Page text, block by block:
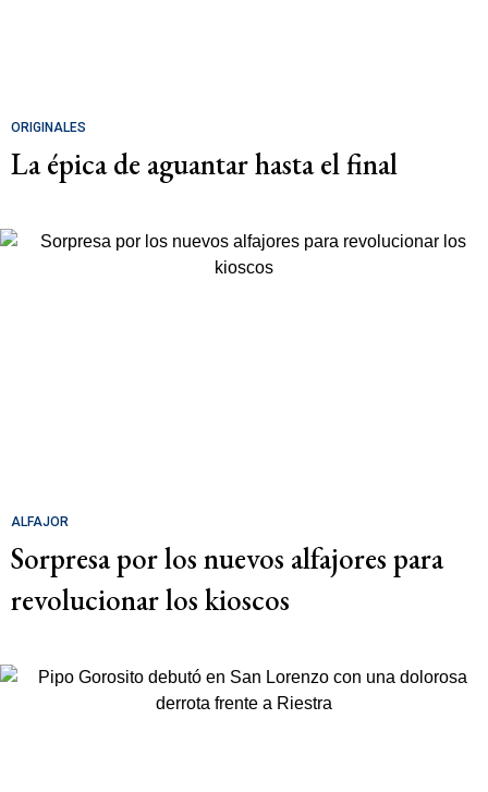
ORIGINALES
La épica de aguantar hasta el final
ALFAJOR
Sorpresa por los nuevos alfajores para
revolucionar los kioscos